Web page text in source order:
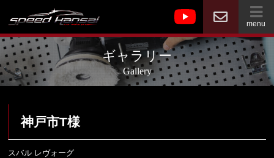
menu
ギャラリー
Gallery
神戸市T様
スバル レヴォーグ